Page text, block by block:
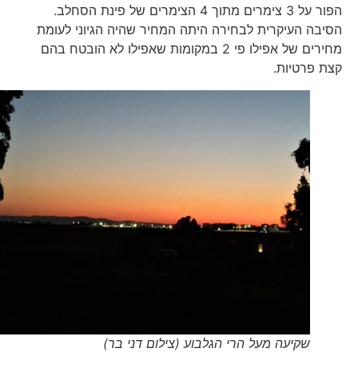
הפור על 3 צימרים מתוך 4 הצימרים של פינת הסחלב.
הסיבה העיקרית לבחירה היתה המחיר שהיה הגיוני לעומת
מחירים של אפילו פי 2 במקומות שאפילו לא הובטח בהם
קצת פרטיות.
שקיעה מעל הרי הגלבוע (צילום דני בר)